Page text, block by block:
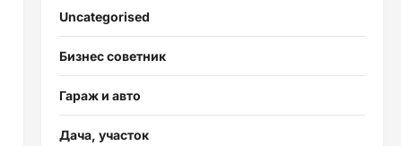
Uncategorised
Бизнес советник
Гараж и авто
Дача, участок